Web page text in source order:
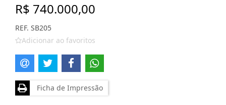
R$ 740.000,00
REF. SB205
Adicionar ao favoritos
Ficha de Impressão